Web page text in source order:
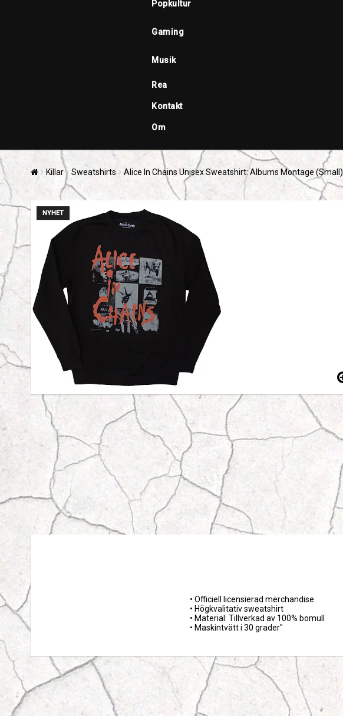
Popkultur
Gaming
Musik
Rea
Kontakt
Om
Killar Sweatshirts Alice In Chains Unisex Sweatshirt: Albums Montage (Small)
NYHET
• Officiell licensierad merchandise
• Högkvalitativ sweatshirt
• Material: Tillverkad av 100% bomull
• Maskintvätt i 30 grader"